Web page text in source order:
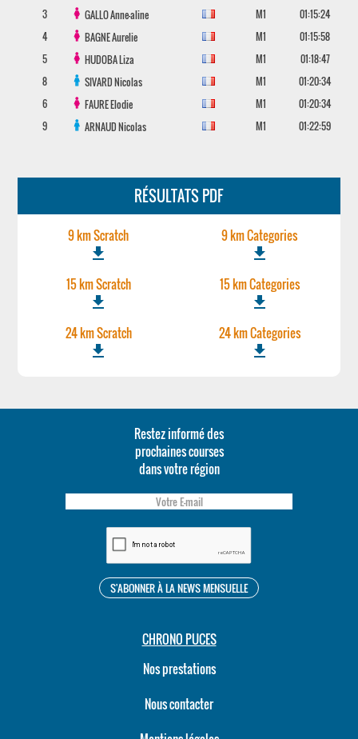
3
GALLOAnne-aline M1
01:15:24
4
BAGNEAurelie M1
01:15:58
5
HUDOBALiza M1
01:18:47
8
SIVARDNicolas M1
01:20:34
6
FAUREElodie M1
01:20:34
9
ARNAUDNicolas M1 01:22:59
RÉSULTATS PDF
9 km Scratch
file_download
9 km Categories
file_download
15 km Scratch
file_download
15 km Categories
file_download
24 km Scratch
file_download
24 km Categories
file_download
Restez informé des
prochaines courses
dans votre région
CHRONO PUCES
Nos prestations
Nous contacter